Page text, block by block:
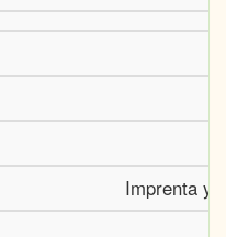
Imprenta y